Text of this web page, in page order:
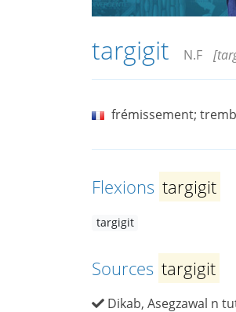
targigit N.F
frémissement;
Flexions targigit
targigit
Sources targigit
Dikab, Asegzawal n